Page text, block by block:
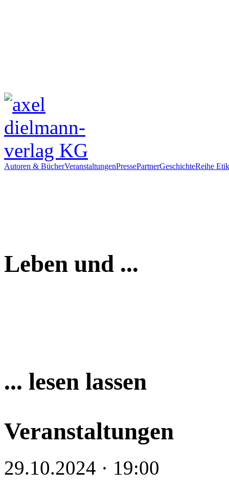
Autoren & BücherVeranstaltungenPressePartnerGeschichteReihe
Leben und ...
... lesen lassen
Veranstaltungen
29.10.2024 · 19:00